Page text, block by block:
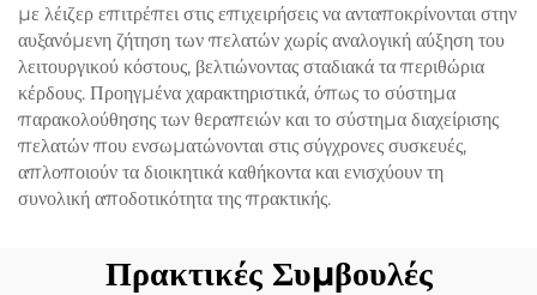
με λέιζερ επιτρέπει στις επιχειρήσεις να ανταποκρίνονται στην
αυξανόμενη ζήτηση των πελατών χωρίς αναλογική αύξηση του
λειτουργικού κόστους, βελτιώνοντας σταδιακά τα περιθώρια
κέρδους. Προηγμένα χαρακτηριστικά, όπως το σύστημα
παρακολούθησης των θεραπειών και το σύστημα διαχείρισης
πελατών που ενσωματώνονται στις σύγχρονες συσκευές,
απλοποιούν τα διοικητικά καθήκοντα και ενισχύουν τη
συνολική αποδοτικότητα της πρακτικής.
Πρακτικές Συμβουλές